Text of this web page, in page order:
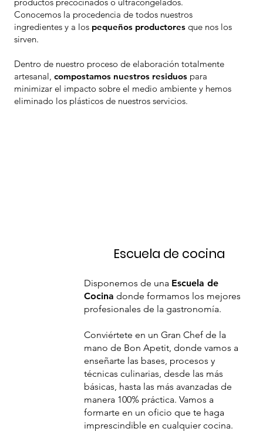
Conocemos la procedencia de todos nuestros
ingredientes y a los pequeños productores que nos los
sirven.
Dentro de nuestro proceso de elaboración totalmente
artesanal,compostamos nuestros residuos para
minimizar el impacto sobre el medio ambiente y hemos
eliminado los plásticos de nuestros servicios.
Escuela de cocina
Disponemos de una Escuela de
Cocina donde formamos los mejores
profesionales de la gastronomía.
Conviértete en un Gran Chef de la
mano de Bon Apetit, donde vamos a
enseñarte las bases, procesos y
técnicas culinarias, desde las más
básicas, hasta las más avanzadas de
manera 100% práctica. Vamos a
formarte en un oficio que te haga
imprescindible en cualquier cocina.